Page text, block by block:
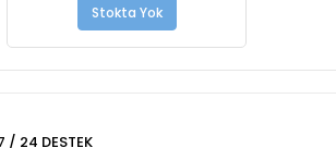
Stokta Yok
/ 24 DESTEK